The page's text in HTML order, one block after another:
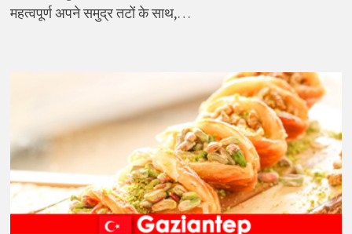
महत्वपूर्ण अपने समुद्र तटों के साथ,…